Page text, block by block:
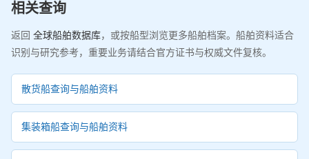
相关查询
返回 全球船舶数据库，或按船型浏览更多船舶档案。船舶资料适合
识别与研究参考，重要业务请结合官方证书与权威文件复核。
散货船查询与船舶资料
集装箱船查询与船舶资料